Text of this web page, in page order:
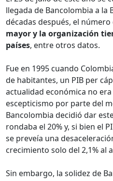
llegada de Bancolombia a la
décadas después, el número
mayor y la organización
países, entre otros datos.
Fue en 1995 cuando
de habitantes, un PIB per
actualidad económica no
escepticismo por parte del
Bancolombia decidió dar
rondaba el 20% y, si bien el
se preveía una
crecimiento solo del 2,1% al
Sin embargo, la solidez de